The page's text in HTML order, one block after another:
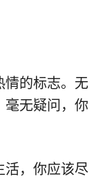
情的标志。无
毫无疑问，你
活，你应该尽